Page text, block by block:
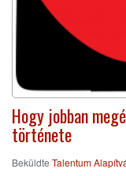
Hogy jobban
története
Beküldte Talentum